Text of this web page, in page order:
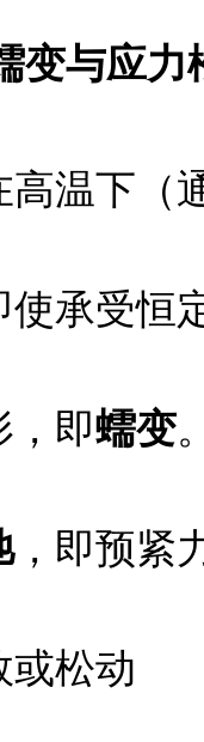
变与应力
高温下（
使承受恒
，即蠕变
，即预紧
或松动